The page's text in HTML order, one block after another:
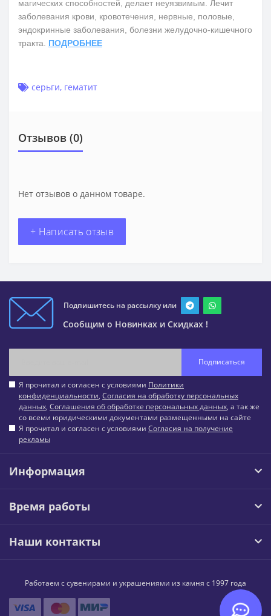
магических способностей, делает неуязвимым. Лечит
заболевания крови, кровотечения, нервные, половые,
эндокринные заболевания, болезни желудочно-кишечного
тракта. ПОДРОБНЕЕ
серьги, гематит
Отзывов (0)
Нет отзывов о данном товаре.
+ Написать отзыв
Подпишитесь на рассылку или
Сообщим о Новинках и Скидках !
Подписаться
Я прочитал и согласен с условиями Политики
конфиденциальности, Согласия на обработку персональных
данных, Соглашения об обработке персональных данных, а так же
со всеми юридическими документами размещенными на сайте
Я прочитал и согласен с условиями Согласия на получение
рекламы
Информация
Время работы
Наши контакты
Работаем с сувенирами и украшениями из камня с 1997 года